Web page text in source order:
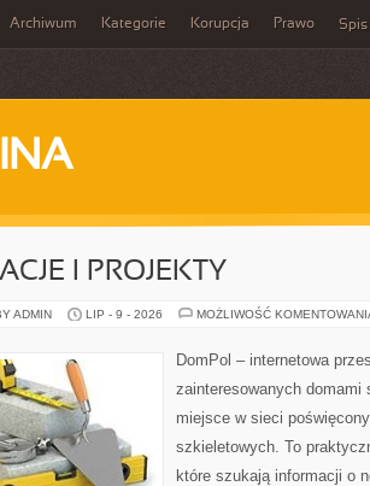
Archiwum Kategorie Korupcja Prawo Spis
I PROJEKTY
ADMIN LIP - 9 - 2026 MOŻLIWOŚĆ
DomPol – internetowa
zainteresowanych
miejsce w sieci
szkieletowych. To
które szukają informacji o